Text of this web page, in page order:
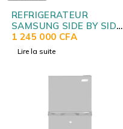
REFRIGERATEUR
SAMSUNG SIDE BY SIDE
MIROIR FONTAINE
RS64R53112A
1 245 000 CFA
Lire la suite